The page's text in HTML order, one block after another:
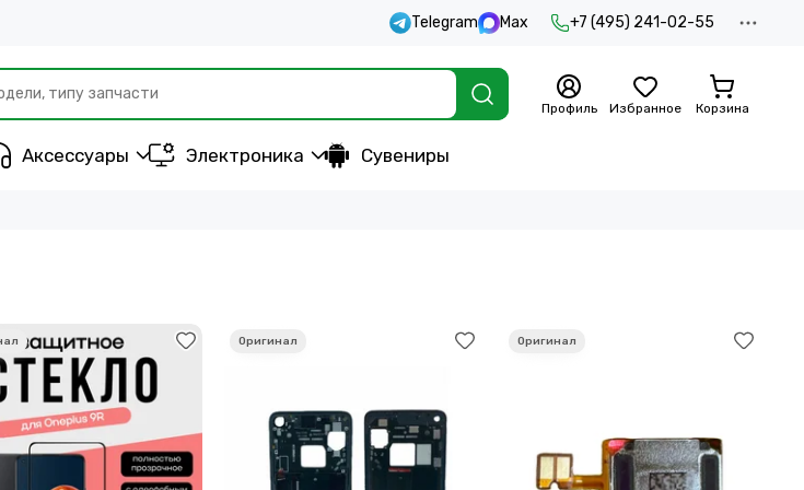
Telegram Max +7 (495) 241-02-55
Профиль Избранное Корзина
Аксессуары Электроника Сувениры